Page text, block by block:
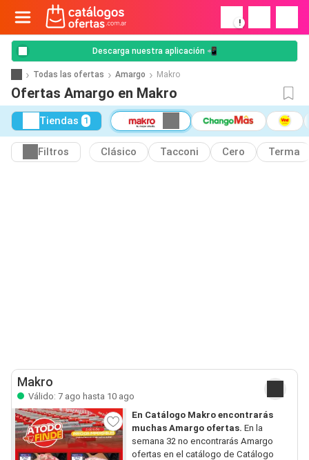
!
Descarga nuestra aplicación 📲
Todas las ofertas Amargo Makro
Ofertas Amargo en Makro
Tiendas 1
Filtros Clásico Tacconi Cero Terma
Makro
Válido: 7 ago hasta 10 ago
En Catálogo Makro encontrarás
muchas Amargo ofertas. En la
semana 32 no encontrarás Amargo
ofertas en el catálogo de Catálogo